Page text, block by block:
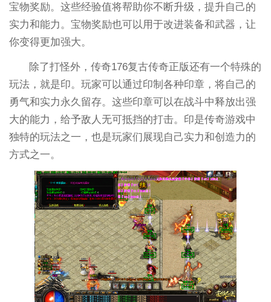
宝物奖励。这些经验值将帮助你不断升级，提升自己的
实力和能力。宝物奖励也可以用于改进装备和武器，让
你变得更加强大。
除了打怪外，传奇176复古传奇正版还有一个特殊的
玩法，就是印。玩家可以通过印制各种印章，将自己的
勇气和实力永久留存。这些印章可以在战斗中释放出强
大的能力，给予敌人无可抵挡的打击。印是传奇游戏中
独特的玩法之一，也是玩家们展现自己实力和创造力的
方式之一。